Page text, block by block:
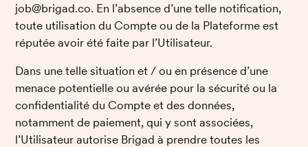
job@brigad.co. En l’absence d’une telle notification,
toute utilisation du Compte ou de la Plateforme est
réputée avoir été faite par l’Utilisateur.
Dans une telle situation et / ou en présence d’une
menace potentielle ou avérée pour la sécurité ou la
confidentialité du Compte et des données,
notamment de paiement, qui y sont associées,
l’Utilisateur autorise Brigad à prendre toutes les